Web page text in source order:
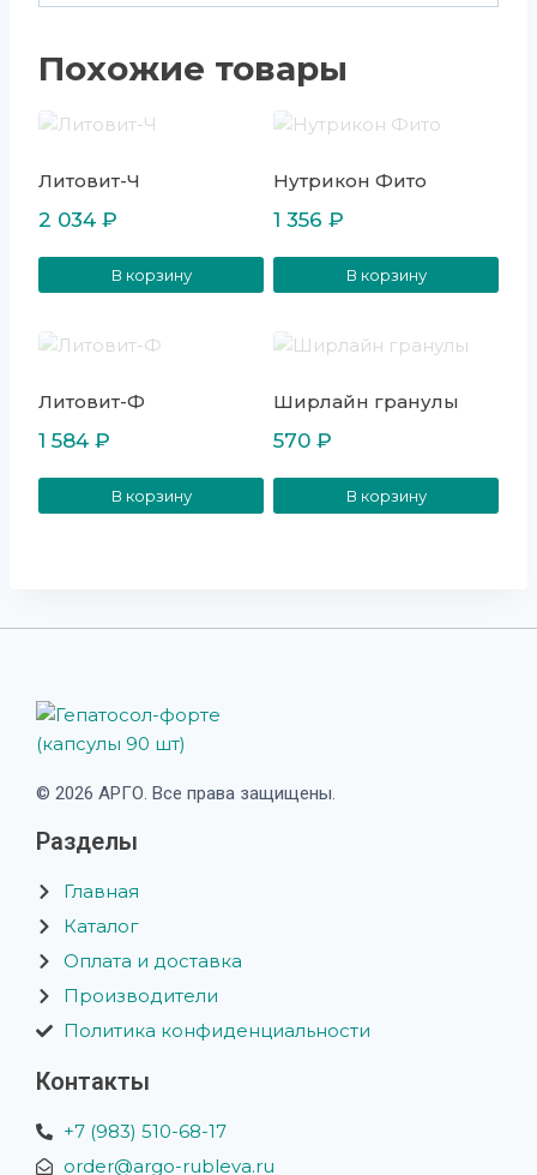
Похожие товары
Литовит-Ч
2 034 ₽
В корзину
Нутрикон Фито
1 356 ₽
В корзину
Литовит-Ф
1 584 ₽
В корзину
Ширлайн гранулы
570 ₽
В корзину
© 2026 АРГО. Все права защищены.
Разделы
Главная
Каталог
Оплата и доставка
Производители
Политика конфиденциальности
Контакты
+7 (983) 510-68-17
order@argo-rubleva.ru